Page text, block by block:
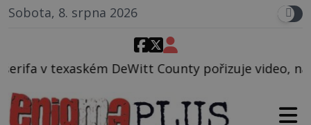
Sobota, 8. srpna 2026
County pořizuje video, na kterém před jeho